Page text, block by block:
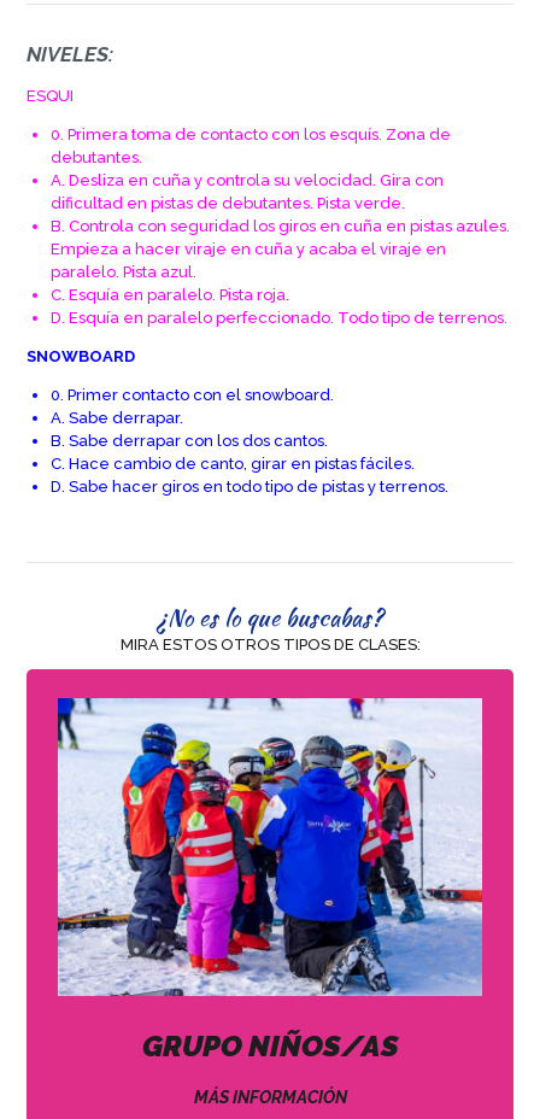
NIVELES:
ESQUI
0. Primera toma de contacto con los esquís. Zona de
debutantes.
A. Desliza en cuña y controla su velocidad. Gira con
dificultad en pistas de debutantes. Pista verde.
B. Controla con seguridad los giros en cuña en pistas azules.
Empieza a hacer viraje en cuña y acaba el viraje en
paralelo. Pista azul.
C. Esquía en paralelo. Pista roja.
D. Esquía en paralelo perfeccionado. Todo tipo de terrenos.
SNOWBOARD
0. Primer contacto con el snowboard.
A. Sabe derrapar.
B. Sabe derrapar con los dos cantos.
C. Hace cambio de canto, girar en pistas fáciles.
D. Sabe hacer giros en todo tipo de pistas y terrenos.
¿No es lo que buscabas?
MIRA ESTOS OTROS TIPOS DE CLASES:
GRUPO NIÑOS/AS
MÁS INFORMACIÓN